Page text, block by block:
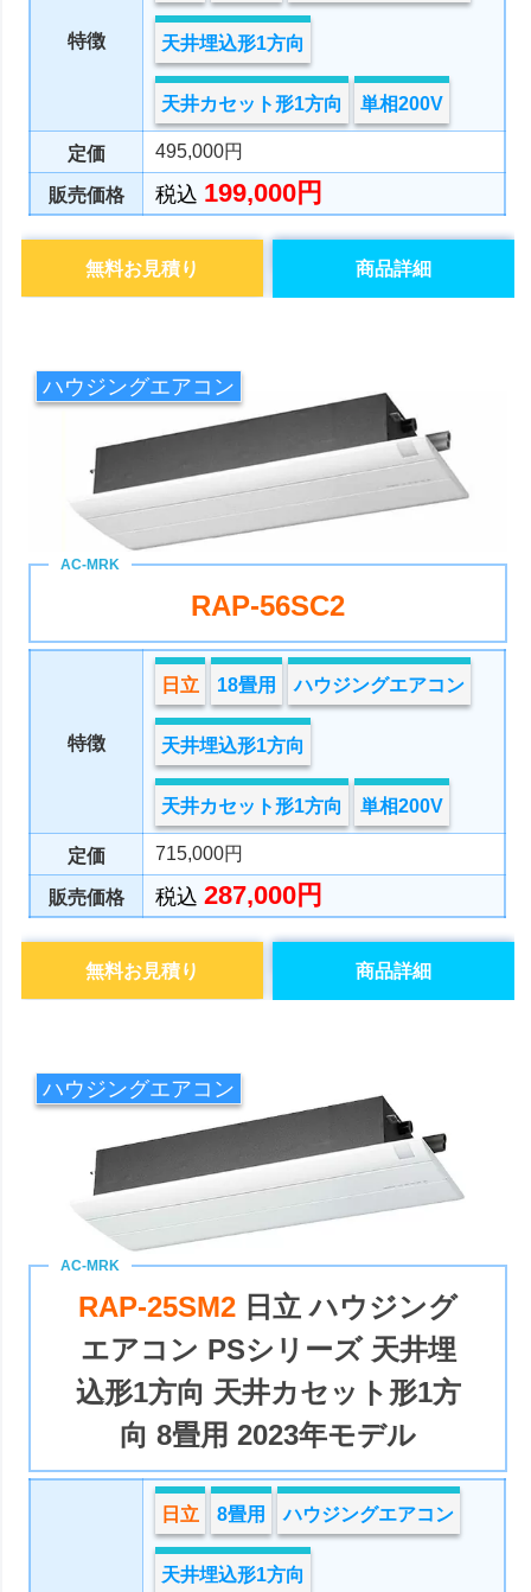
特徴 天井埋込形1方向
天井カセット形1方向 単相200V
定価 495,000円
販売価格 税込 199,000円
商品詳細
無料お見積り
ハウジングエアコン
RAP-56SC2
特徴
日立 18畳用 ハウジングエアコン
天井埋込形1方向
天井カセット形1方向 単相200V
定価 715,000円
販売価格 税込287,000円
商品詳細
無料お見積り
ハウジングエアコン
RAP-25SM2 日立 ハウジング
エアコン PSシリーズ 天井埋
込形1方向 天井カセット形1方
向 8畳用 2023年モデル
日立 8畳用 ハウジングエアコン
天井埋込形1方向